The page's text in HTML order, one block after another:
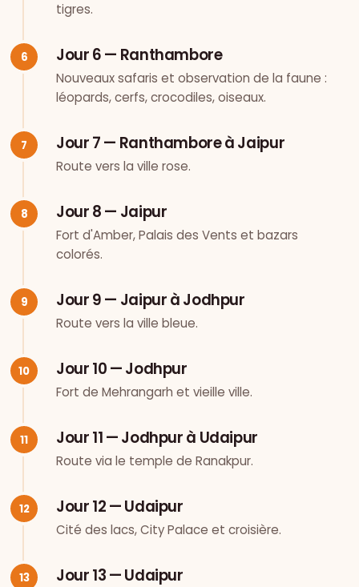
tigres.
Jour 6 — Ranthambore
Nouveaux safaris et observation de la faune :
léopards, cerfs, crocodiles, oiseaux.
Jour 7 — Ranthambore à Jaipur
Route vers la ville rose.
Jour 8 — Jaipur
Fort d'Amber, Palais des Vents et bazars
colorés.
Jour 9 — Jaipur à Jodhpur
Route vers la ville bleue.
Jour 10 — Jodhpur
Fort de Mehrangarh et vieille ville.
Jour 11 — Jodhpur à Udaipur
Route via le temple de Ranakpur.
Jour 12 — Udaipur
Cité des lacs, City Palace et croisière.
Jour 13 — Udaipur